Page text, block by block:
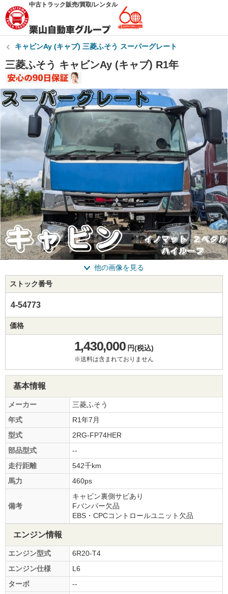
中古トラック販売/買取/レンタル
キャビンAy (キャブ) 三菱ふそう スーパーグレート
三菱ふそう キャビンAy (キャブ) R1年
他の画像を見る
ストック番号
4-54773
価格
1,430,000円(税込)
※送料は含まれておりません
基本情報
メーカー
三菱ふそう
年式
R1年7月
型式
2RG-FP74HER
部品型式
--
走行距離
542千km
馬力
460ps
備考
キャビン裏側サビあり
Fバンパー欠品
EBS・CPCコントロールユニット欠品
エンジン情報
エンジン型式
6R20-T4
エンジン仕様
L6
ターボ
--